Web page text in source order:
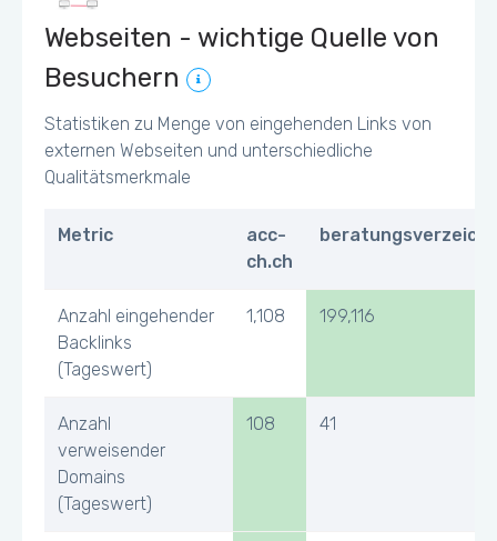
Webseiten - wichtige Quelle von
Besuchern
Statistiken zu Menge von eingehenden Links von
externen Webseiten und unterschiedliche
Qualitätsmerkmale
Metric
acc-
ch.ch
Anzahl eingehender
Backlinks
(Tageswert)
1,108 199,116
Anzahl
verweisender
Domains
(Tageswert)
108 41